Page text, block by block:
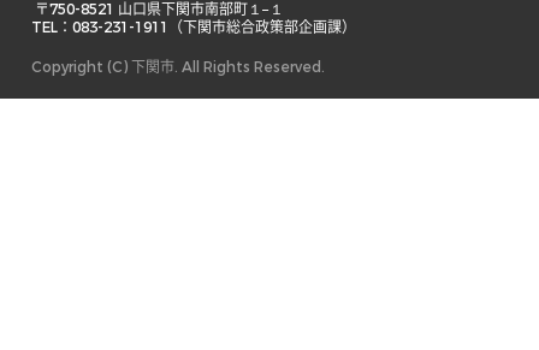
TEL：083-231-1911（下関市総合政策部企画課）
Copyright (C) 下関市. All Rights Reserved.